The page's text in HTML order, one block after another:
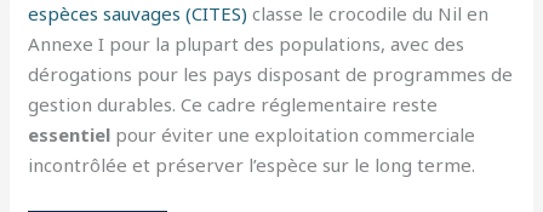
espèces sauvages (CITES) classe le crocodile du Nil en
Annexe I pour la plupart des populations, avec des
dérogations pour les pays disposant de programmes de
gestion durables. Ce cadre réglementaire reste
essentiel pour éviter une exploitation commerciale
incontrôlée et préserver l’espèce sur le long terme.